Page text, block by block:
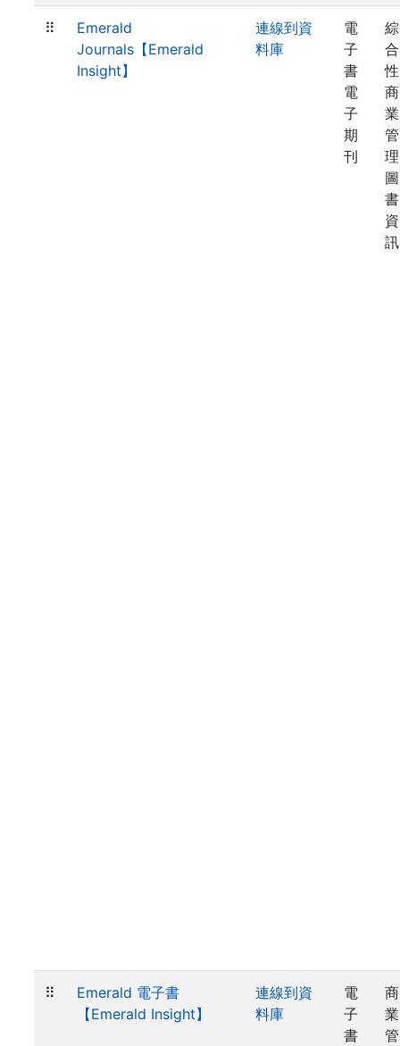
⠿
Emerald
Journals【Emerald
Insight】
連線到資
料庫
電
子
書
電
子
期
刊
綜
合
性
商
業
管
理
圖
書
資
訊
⠿
Emerald 電子書
【Emerald Insight】
連線到資
料庫
電
子
書
商
業
管